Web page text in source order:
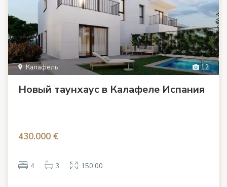
12
Калафель
Новый таунхаус в Калафеле Испания
430.000 €
4 3 150.00